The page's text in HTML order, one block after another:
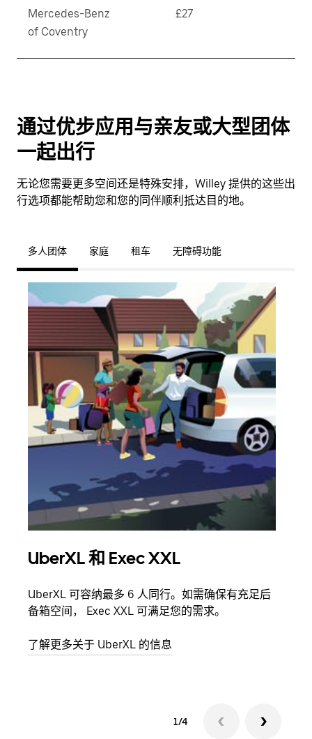
Mercedes-Benz
of Coventry
£27
通过优步应用与亲友或大型团体
一起出行
无论您需要更多空间还是特殊安排，Willey 提供的这些出
行选项都能帮助您和您的同伴顺利抵达目的地。
多人团体 家庭 租车 无障碍功能
UberXL 和 Exec XXL
UberXL 可容纳最多 6 人同行。如需确保有充足后
备箱空间， Exec XXL 可满足您的需求。
了解更多关于 UberXL 的信息
1/4